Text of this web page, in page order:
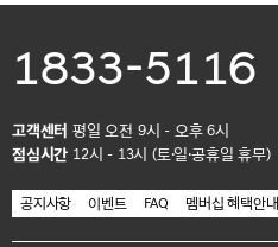
1833-5116
고객센터 평일 오전 9시 - 오후 6시
점심시간 12시 - 13시 (토·일·공휴일 휴무)
공지사항 이벤트 FAQ 멤버십 혜택안내